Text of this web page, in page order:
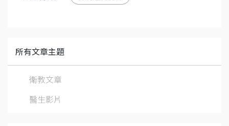
所有文章主題
衛教文章
醫生影片